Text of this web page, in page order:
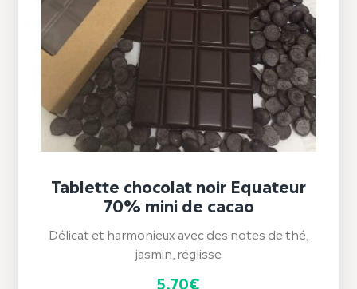
Tablette chocolat noir Equateur
70% mini de cacao
Délicat et harmonieux avec des notes de thé,
jasmin, réglisse
5,70€